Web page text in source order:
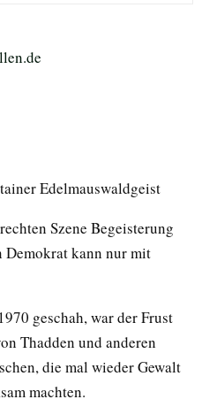
Edelmauswaldgeist
Szene Begeisterung
kann nur mit
geschah, war der Frust
Thadden und anderen
die mal wieder Gewalt
machten.